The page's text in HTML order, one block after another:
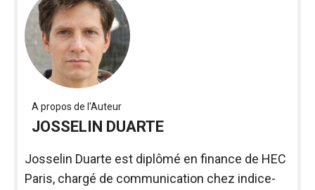
A propos de l'Auteur
JOSSELIN DUARTE
Josselin Duarte est diplômé en finance de HEC
Paris, chargé de communication chez indice-